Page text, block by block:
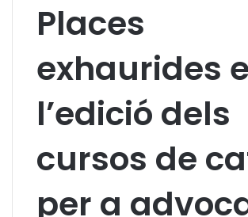
Places
exhaurides
l’edició dels
cursos de
per a